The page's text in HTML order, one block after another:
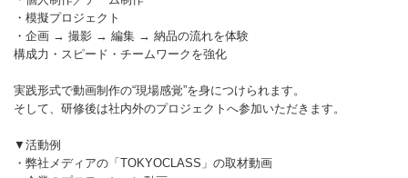
・模擬プロジェクト
・企画 → 撮影 → 編集 → 納品の流れを体験
構成力・スピード・チームワークを強化
実践形式で動画制作の“現場感覚”を身につけられます。
そして、研修後は社内外のプロジェクトへ参加いただきます。
▼活動例
・弊社メディアの「TOKYOCLASS」の取材動画